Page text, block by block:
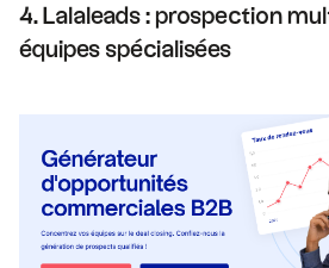
4. Lalaleads : prospection
équipes spécialisées